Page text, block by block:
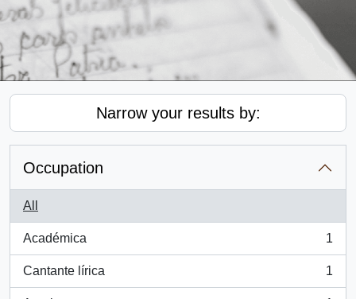
Narrow your results by:
Occupation
All
Académica
, 1 results
1
Cantante lírica
, 1 results
1